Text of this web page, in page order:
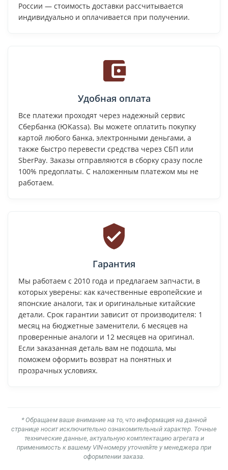
России — стоимость доставки рассчитывается
индивидуально и оплачивается при получении.
Удобная оплата
Все платежи проходят через надежный сервис
Сбербанка (ЮKassa). Вы можете оплатить покупку
картой любого банка, электронными деньгами, а
также быстро перевести средства через СБП или
SberPay. Заказы отправляются в сборку сразу после
100% предоплаты. С наложенным платежом мы не
работаем.
Гарантия
Мы работаем с 2010 года и предлагаем запчасти, в
которых уверены: как качественные европейские и
японские аналоги, так и оригинальные китайские
детали. Срок гарантии зависит от производителя: 1
месяц на бюджетные заменители, 6 месяцев на
проверенные аналоги и 12 месяцев на оригинал.
Если заказанная деталь вам не подошла, мы
поможем оформить возврат на понятных и
прозрачных условиях.
* Обращаем ваше внимание на то, что информация на данной
странице носит исключительно ознакомительный характер. Точные
технические данные, актуальную комплектацию агрегата и
применимость к вашему VIN-номеру уточняйте у менеджера при
оформлении заказа.